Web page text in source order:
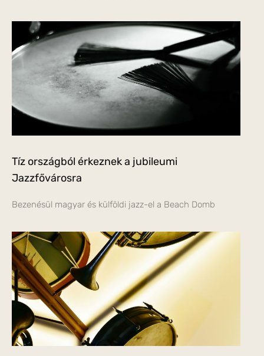
Tíz országból érkeznek a jubileumi
Jazzfővárosra
Bezenésül magyar és külföldi jazz-el a Beach Domb